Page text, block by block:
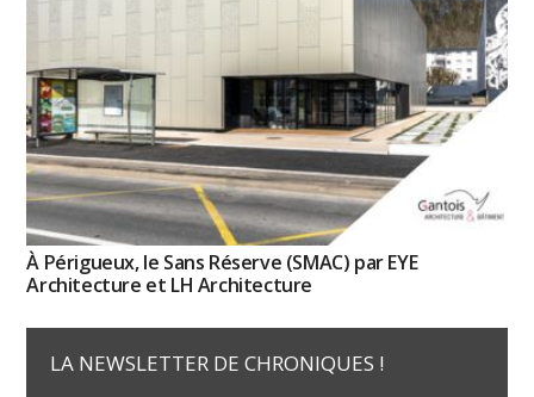
À Périgueux, le Sans Réserve (SMAC) par EYE
Architecture et LH Architecture
LA NEWSLETTER DE CHRONIQUES !